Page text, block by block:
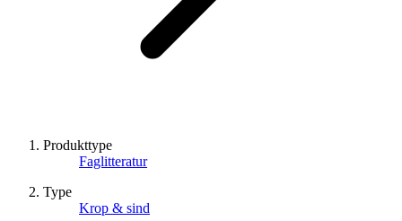
Produkttype
Faglitteratur
Type
Krop & sind